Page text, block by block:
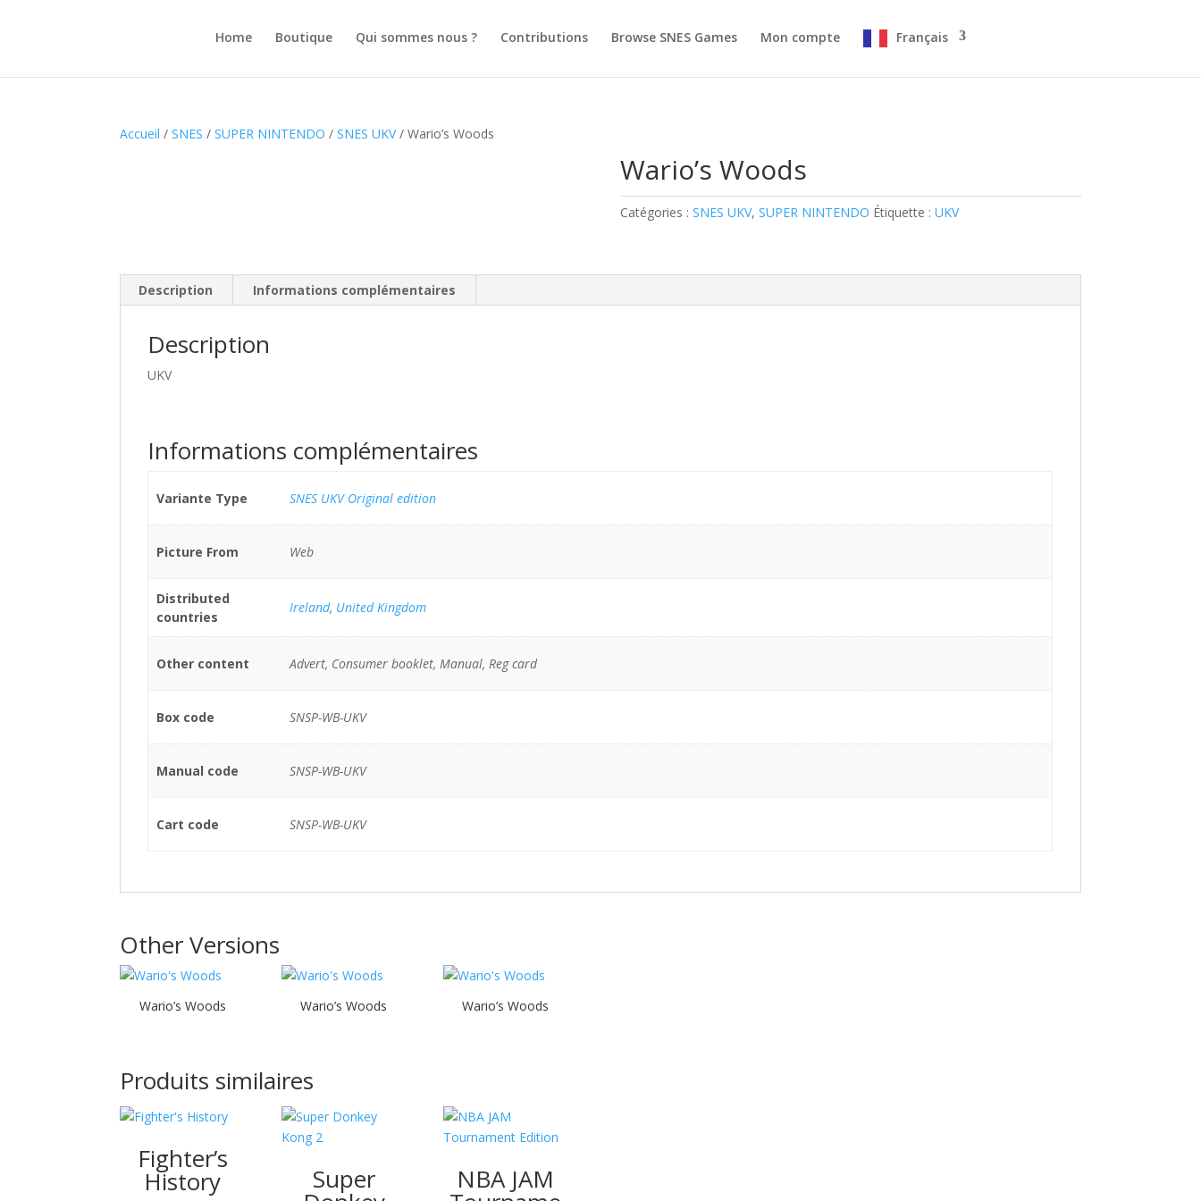
Home Boutique Qui sommes nous ? Contributions Browse SNES Games Mon compte Français
Accueil /SNES /SUPER NINTENDO /SNES UKV/ Wario’s Woods
Wario’s Woods
Catégories : SNES UKV, SUPER NINTENDO Étiquette : UKV
Description Informations complémentaires
Description
UKV
Informations complémentaires
Variante Type SNES UKV Original edition
Picture From Web
Distributed
countries
Ireland, United Kingdom
Other content Advert, Consumer booklet, Manual, Reg card
Box code SNSP-WB-UKV
Manual code SNSP-WB-UKV
Cart code SNSP-WB-UKV
Other Versions
Wario’s Woods Wario’s Woods Wario’s Woods
Produits similaires
Fighter’s
History Super NBA JAM